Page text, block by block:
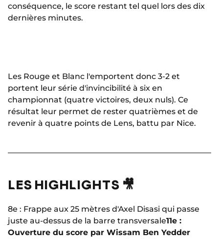
conséquence, le score restant tel quel lors des dix
dernières minutes.
Les Rouge et Blanc l'emportent donc 3-2 et
portent leur série d'invincibilité à six en
championnat (quatre victoires, deux nuls). Ce
résultat leur permet de rester quatrièmes et de
revenir à quatre points de Lens, battu par Nice.
LES HIGHLIGHTS 🎥
8e : Frappe aux 25 mètres d'Axel Disasi qui passe
juste au-dessus de la barre transversale11e :
Ouverture du score par Wissam Ben Yedder